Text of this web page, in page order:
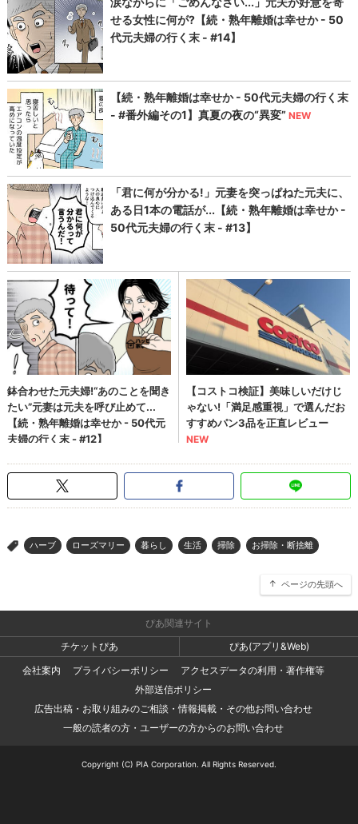
> ハーブ ローズマリー 暮らし 生活 掃除 お掃除・断捨離
ページの先頭へ
ぴあ関連サイト
チケットぴあ
ぴあ(アプリ&Web)
会社案内
プライバシーポリシー
アクセスデータの利用・著作権等
外部送信ポリシー
広告出稿・お取り組みのご相談・情報掲載・その他お問い合わせ
一般の読者の方・ユーザーの方からのお問い合わせ
Copyright (C) PIA Corporation. All Rights Reserved.